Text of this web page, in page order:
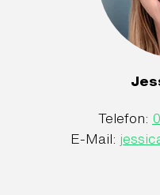
Telefon:
E-Mail: